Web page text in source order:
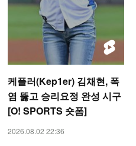
케플러(Kep1er) 김채현, 폭
염 뚫고 승리요정 완성 시구
[O! SPORTS 숏폼]
2026.08.02 22:36